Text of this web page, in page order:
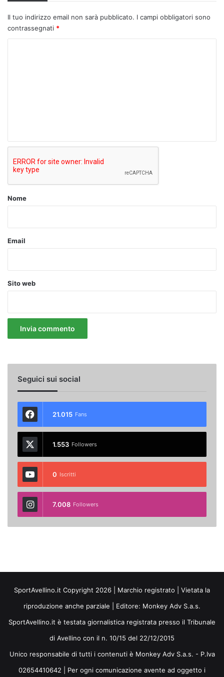
Il tuo indirizzo email non sarà pubblicato. I campi obbligatori sono
contrassegnati *
Nome
Email
Sito web
Seguici sui social
21.015 Fans
1.553 Followers
0 Iscritti
7.008 Followers
SportAvellino.it Copyright 2026 | Marchio registrato | Vietata la
riproduzione anche parziale | Editore: Monkey Adv S.a.s.
SportAvellino.it è testata giornalistica registrata presso il Tribunale
di Avellino con il n. 10/15 del 22/12/2015
Unico responsabile di tutti i contenuti è Monkey Adv S.a.s. - P.Iva
02654410642 | Per ogni comunicazione avente ad oggetto i